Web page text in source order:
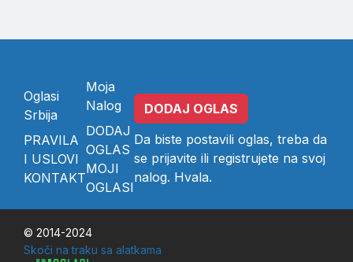
Oglasi
Srbija
PRAVILA
I USLOVI
KONTAKT
Moja
Nalog
DODAJ
OGLAS
MOJI
OGLASI
DODAJ OGLAS
Da biste postavili oglas, treba da
se prijavite ili registrujete na svoj
nalog. Hvala.
© 2014-2024
Skoči na traku sa alatkama